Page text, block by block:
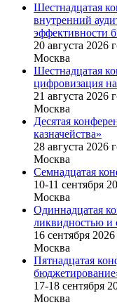
Шестнадцатая
внутренний
эффективности
20 августа 2026
Москва
Шестнадцатая
цифровизация
21 августа 2026
Москва
Десятая
казначейства»
28 августа 2026
Москва
Семнадцатая
10-11 сентября
Москва
Одиннадцатая
ликвидностью и
16 cентября 2026
Москва
Пятнадцатая
17-18 сентября
Москва